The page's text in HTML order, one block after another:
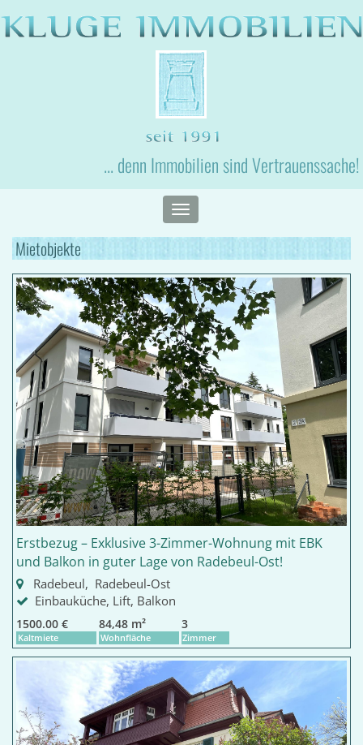
... denn Immobilien sind Vertrauenssache!
Toggle
navigation
Mietobjekte
Erstbezug – Exklusive 3-Zimmer-Wohnung mit EBK
und Balkon in guter Lage von Radebeul-Ost!
Radebeul, Radebeul-Ost
Einbauküche, Lift, Balkon
1500.00 €
Kaltmiete
84,48 m²
Wohnfläche
3
Zimmer